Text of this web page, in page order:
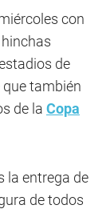
con
de
que también
de la Copa
la entrega de
de todos